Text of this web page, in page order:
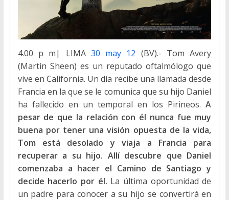
4.00 p m| LIMA 30 may 12 (BV).- Tom Avery
(Martin Sheen) es un reputado oftalmólogo que
vive en California. Un día recibe una llamada desde
Francia en la que se le comunica que su hijo Daniel
ha fallecido en un temporal en los Pirineos.A
pesar de que la relación con él nunca fue muy
buena por tener una visión opuesta de la vida,
Tom está desolado y viaja a Francia para
recuperar a su hijo. Allí descubre que Daniel
comenzaba a hacer el Camino de Santiago y
decide hacerlo por él. La última oportunidad de
un padre para conocer a su hijo se convertirá en